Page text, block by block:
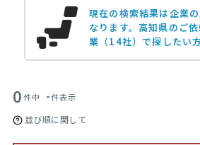
現在の検索結果は企業
なります。高知県のご
業（14社）で探したい
0件中 -件表示
並び順に関して